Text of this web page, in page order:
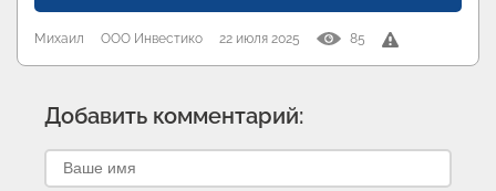
Михаил ООО Инвестико 22 июля 2025 85
Добавить комментарий: